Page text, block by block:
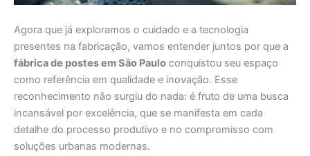
Agora que já exploramos o cuidado e a tecnologia
presentes na fabricação, vamos entender juntos por que a
fábrica de postes em São Paulo conquistou seu espaço
como referência em qualidade e inovação. Esse
reconhecimento não surgiu do nada: é fruto de uma busca
incansável por excelência, que se manifesta em cada
detalhe do processo produtivo e no compromisso com
soluções urbanas modernas.